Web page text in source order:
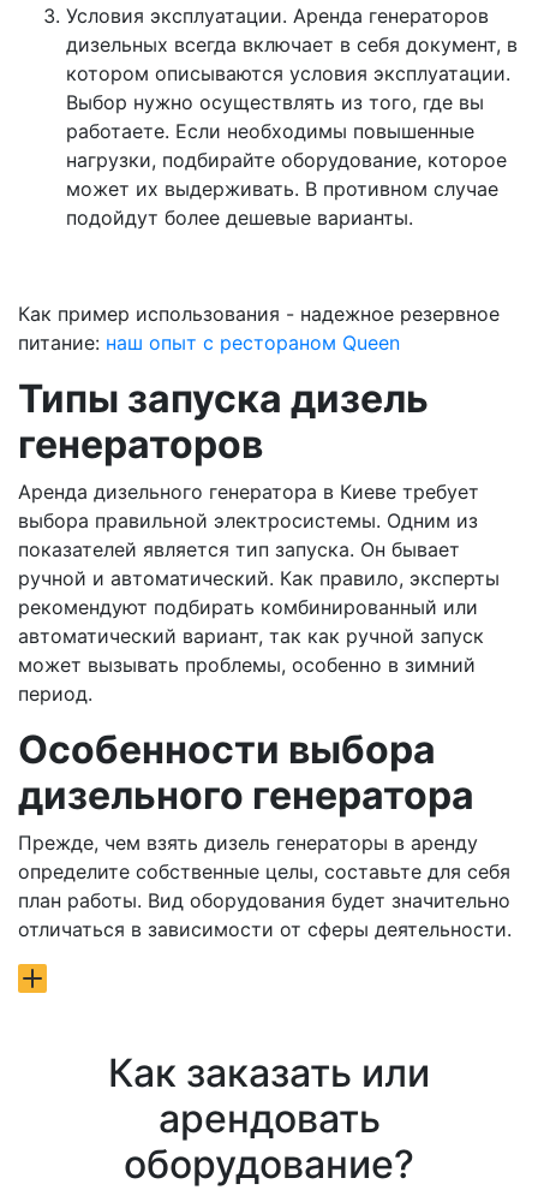
Условия эксплуатации. Аренда генераторов
дизельных всегда включает в себя документ, в
котором описываются условия эксплуатации.
Выбор нужно осуществлять из того, где вы
работаете. Если необходимы повышенные
нагрузки, подбирайте оборудование, которое
может их выдерживать. В противном случае
подойдут более дешевые варианты.
Как пример использования - надежное резервное
питание: наш опыт с рестораном Queen
Типы запуска дизель
генераторов
Аренда дизельного генератора в Киеве требует
выбора правильной электросистемы. Одним из
показателей является тип запуска. Он бывает
ручной и автоматический. Как правило, эксперты
рекомендуют подбирать комбинированный или
автоматический вариант, так как ручной запуск
может вызывать проблемы, особенно в зимний
период.
Особенности выбора
дизельного генератора
Прежде, чем взять дизель генераторы в аренду
определите собственные целы, составьте для себя
план работы. Вид оборудования будет значительно
отличаться в зависимости от сферы деятельности.
Как заказать или
арендовать
оборудование?